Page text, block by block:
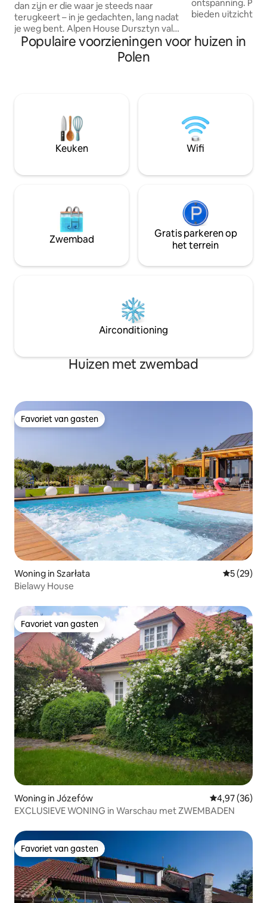
dan zijn er die waar je steeds naar
terugkeert – in je gedachten, lang nadat
je weg bent. Alpen House Dursztyn valt
in de laatste categorie. De
accommodatie ligt buiten de gebaande
paden, omgeven door bossen en
Hier beginnen de ochtenden met
daglicht dat door de grote ramen naar
binnen stroomt en met uitzicht op de
mist die over de weilanden opstijgt.
absolute stilte.
ontspanning.
bieden uitzicht
je in staat om te
van het gebied.
combineert
eenvoud en rust
en aangename
ontspannen.
Populaire voorzieningen voor huizen in
Polen
Keuken Wifi
Zwembad
Gratis parkeren op
het terrein
Airconditioning
Huizen met zwembad
Favoriet van gasten
Favoriet van gasten
Woning in Szarłata
5 (29)
Bielawy House
Favoriet van gasten
Favoriet van gasten
Woning in Józefów Gemiddelde
4,97 (36)
EXCLUSIEVE WONING in Warschau met ZWEMBADEN
Favoriet van gasten
Favoriet van gasten